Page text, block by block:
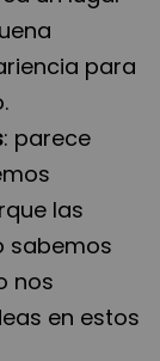
para
: parece
las
sabemos
nos
en estos